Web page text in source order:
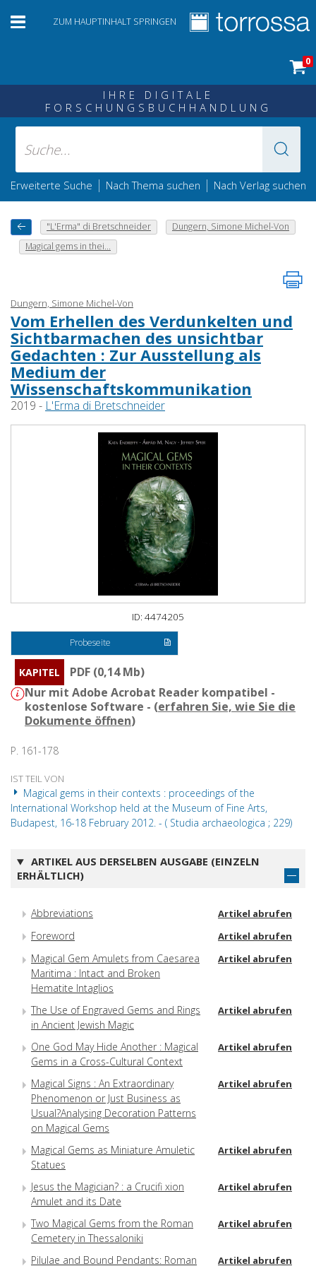
ZUM HAUPTINHALT SPRINGEN
0
IHRE DIGITALE
FORSCHUNGSBUCHHANDLUNG
Erweiterte Suche | Nach Thema suchen | Nach Verlag suchen
"L'Erma" di Bretschneider
Dungern, Simone Michel-Von
Magical gems in thei...
Dungern, Simone Michel-Von
Vom Erhellen des Verdunkelten und
Sichtbarmachen des unsichtbar
Gedachten : Zur Ausstellung als
Medium der
Wissenschaftskommunikation
2019 - L'Erma di Bretschneider
ID: 4474205
Probeseite
KAPITEL
PDF (0,14 Mb)
Nur mit Adobe Acrobat Reader kompatibel -
kostenlose Software - (erfahren Sie, wie Sie die
Dokumente öffnen)
P. 161-178
IST TEIL VON
Magical gems in their contexts : proceedings of the
International Workshop held at the Museum of Fine Arts,
Budapest, 16-18 February 2012. - ( Studia archaeologica ; 229)
ARTIKEL AUS DERSELBEN AUSGABE (EINZELN
ERHÄLTLICH)
Abbreviations Artikel abrufen
Foreword Artikel abrufen
Magical Gem Amulets from Caesarea
Maritima : Intact and Broken
Hematite Intaglios
Artikel abrufen
The Use of Engraved Gems and Rings
in Ancient Jewish Magic
Artikel abrufen
One God May Hide Another : Magical
Gems in a Cross-Cultural Context
Artikel abrufen
Magical Signs : An Extraordinary
Phenomenon or Just Business as
Usual?Analysing Decoration Patterns
on Magical Gems
Artikel abrufen
Magical Gems as Miniature Amuletic
Statues
Artikel abrufen
Jesus the Magician? : a Crucifi xion
Amulet and its Date
Artikel abrufen
Two Magical Gems from the Roman
Cemetery in Thessaloniki
Artikel abrufen
Pilulae and Bound Pendants: Roman
Artikel abrufen